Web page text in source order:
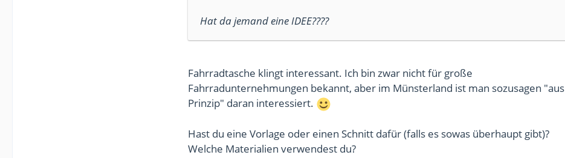
Hat da jemand eine IDEE????
Fahrradtasche klingt interessant. Ich bin zwar nicht für große
Fahrradunternehmungen bekannt, aber im Münsterland ist man sozusagen "aus
Prinzip" daran interessiert.
Hast du eine Vorlage oder einen Schnitt dafür (falls es sowas überhaupt gibt)?
Welche Materialien verwendest du?